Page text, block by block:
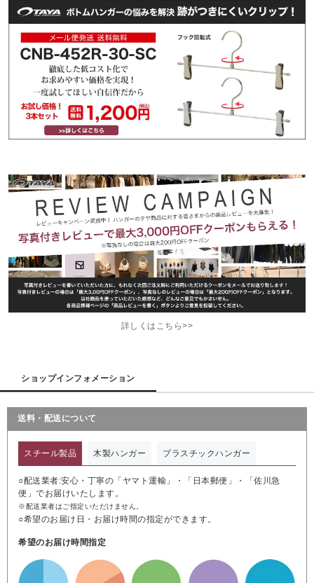
詳しくはこちら>>
ショップインフォメーション
送料・配送について
スチール製品 木製ハンガー プラスチックハンガー
○配送業者:安心・丁寧の「ヤマト運輸」・「日本郵便」・「佐川急
便」でお届けいたします。
※配送業者はご指定いただけません。
○希望のお届け日・お届け時間の指定ができます。
希望のお届け時間指定